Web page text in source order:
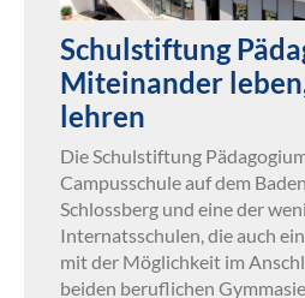
Schulstiftung
Miteinander
lehren
Die Schulstiftung
Campusschule auf dem
Schlossberg und eine der
Internatsschulen, die auch
mit der Möglichkeit im
beiden beruflichen